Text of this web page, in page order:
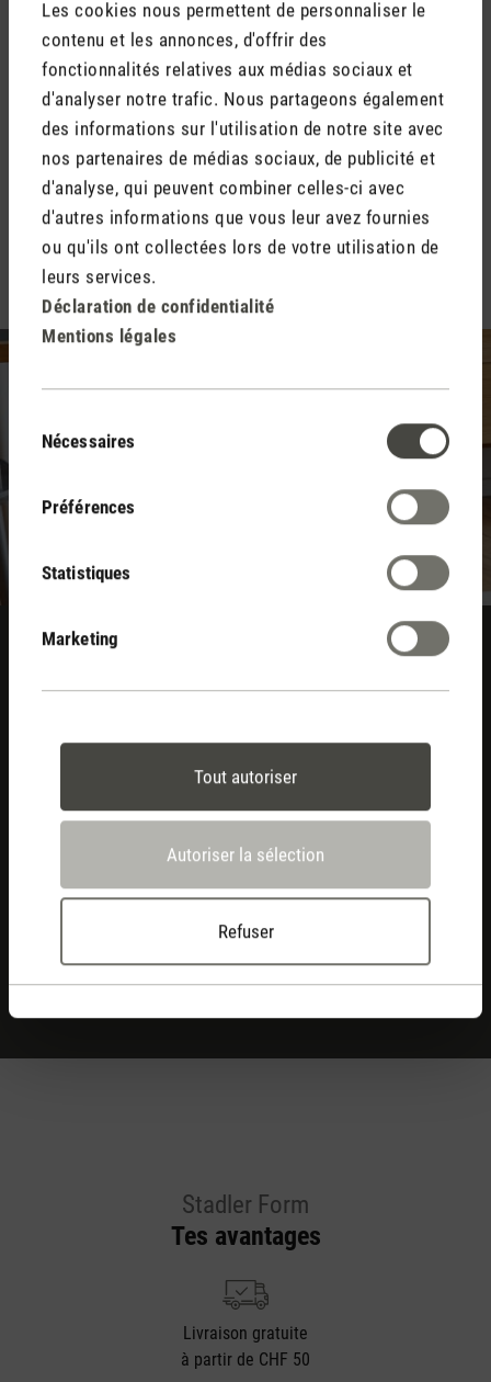
Les cookies nous permettent de personnaliser le
contenu et les annonces, d'offrir des
fonctionnalités relatives aux médias sociaux et
d'analyser notre trafic. Nous partageons également
des informations sur l'utilisation de notre site avec
nos partenaires de médias sociaux, de publicité et
d'analyse, qui peuvent combiner celles-ci avec
d'autres informations que vous leur avez fournies
ou qu'ils ont collectées lors de votre utilisation de
leurs services.
Déclaration de confidentialité
Mentions légales
du
Nécessaires
Préférences
Statistiques
Marketing
Tout autoriser
Autoriser la sélection
Refuser
Note moyenne de 4.63 sur 5 étoiles
(8)
Roger CHF 199.00
d’air frais dans ta boîte aux lettres et tiennent au courant, te
fournissons des conseils, des nouvelles sur les produits et
Stadler Form
Tes avantages
Livraison gratuite
à partir de CHF 50